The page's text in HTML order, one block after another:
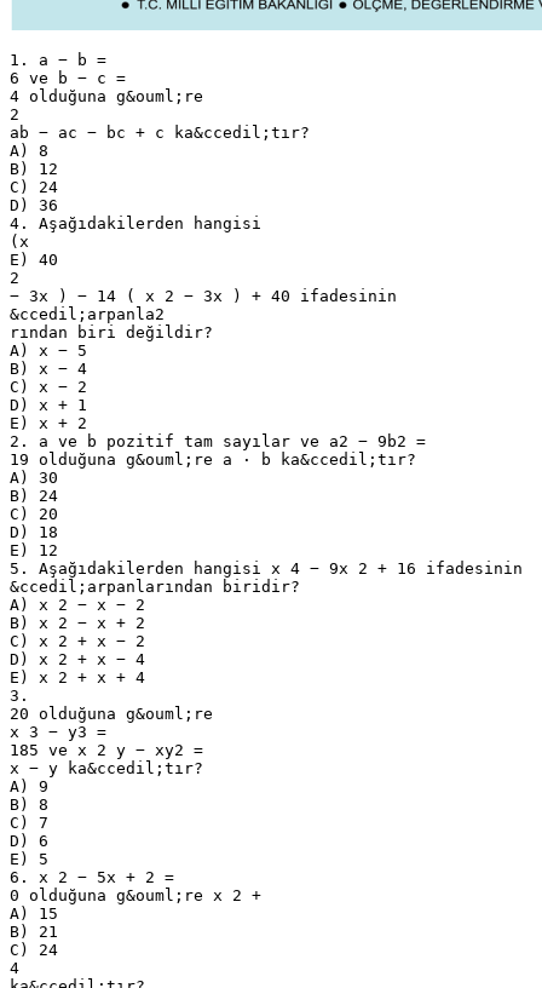
1. a − b =
6 ve b − c =
4 olduğuna g&ouml;re
2
ab − ac − bc + c ka&ccedil;tır?
A) 8
B) 12
C) 24
D) 36
4. Aşağıdakilerden hangisi
(x
E) 40
2
− 3x ) − 14 ( x 2 − 3x ) + 40 ifadesinin
&ccedil;arpanla2
rından biri değildir?
A) x − 5
B) x − 4
C) x − 2
D) x + 1
E) x + 2
2. a ve b pozitif tam sayılar ve a2 − 9b2 =
19 olduğuna g&ouml;re a ⋅ b ka&ccedil;tır?
A) 30
B) 24
C) 20
D) 18
E) 12
5. Aşağıdakilerden hangisi x 4 − 9x 2 + 16 ifadesinin
&ccedil;arpanlarından biridir?
A) x 2 − x − 2
B) x 2 − x + 2
C) x 2 + x − 2
D) x 2 + x − 4
E) x 2 + x + 4
3.
20 olduğuna g&ouml;re
x 3 − y3 =
185 ve x 2 y − xy2 =
x − y ka&ccedil;tır?
A) 9
B) 8
C) 7
D) 6
E) 5
6. x 2 − 5x + 2 =
0 olduğuna g&ouml;re x 2 +
A) 15
B) 21
C) 24
4